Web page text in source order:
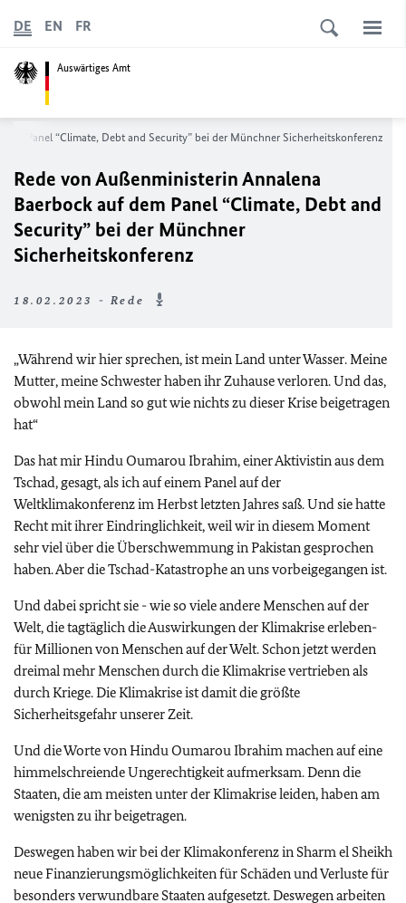
Auswärtiges Amt
DE EN FR
Panel “Climate, Debt and Security” bei der Münchner Sicherheitskonferenz
Rede von Außenministerin Annalena
Baerbock auf dem Panel “Climate, Debt and
Security” bei der Münchner
Sicherheitskonferenz
18.02.2023 - Rede
„Während wir hier sprechen, ist mein Land unter Wasser. Meine
Mutter, meine Schwester haben ihr Zuhause verloren. Und das,
obwohl mein Land so gut wie nichts zu dieser Krise beigetragen
hat“
Das hat mir Hindu Oumarou Ibrahim, einer Aktivistin aus dem
Tschad, gesagt, als ich auf einem Panel auf der
Weltklimakonferenz im Herbst letzten Jahres saß. Und sie hatte
Recht mit ihrer Eindringlichkeit, weil wir in diesem Moment
sehr viel über die Überschwemmung in Pakistan gesprochen
haben. Aber die Tschad-Katastrophe an uns vorbeigegangen ist.
Und dabei spricht sie - wie so viele andere Menschen auf der
Welt, die tagtäglich die Auswirkungen der Klimakrise erleben-
für Millionen von Menschen auf der Welt. Schon jetzt werden
dreimal mehr Menschen durch die Klimakrise vertrieben als
durch Kriege. Die Klimakrise ist damit die größte
Sicherheitsgefahr unserer Zeit.
Und die Worte von Hindu Oumarou Ibrahim machen auf eine
himmelschreiende Ungerechtigkeit aufmerksam. Denn die
Staaten, die am meisten unter der Klimakrise leiden, haben am
wenigsten zu ihr beigetragen.
Deswegen haben wir bei der Klimakonferenz in Sharm el Sheikh
neue Finanzierungsmöglichkeiten für Schäden und Verluste für
besonders verwundbare Staaten aufgesetzt. Deswegen arbeiten